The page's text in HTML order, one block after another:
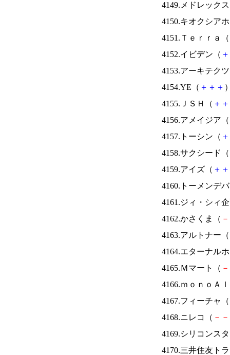
4149.メドレック
4150.キオクシア
4151.Ｔｅｒｒａ（
4152.イビデン（ ＋
4153.アーキテク
4154.YE（ ＋ ＋ ＋
4155.ＪＳＨ（ ＋ ＋
4156.アメイジア（
4157.トーシン（ ＋
4158.サクシード（
4159.アイズ（ ＋ ＋
4160.トーメンデ
4161.ジィ・シィ
4162.かさくま（ －
4163.アルトナー（
4164.エターナル
4165.Ｍマート（ －
4166.ｍｏｎｏＡ
4167.フィーチャ（
4168.ニレコ（ － －
4169.シリコンス
4170.三井住友ト